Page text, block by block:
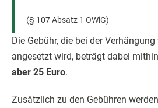
(§ 107 Absatz 1 OWiG)
Die Gebühr, die bei der
angesetzt wird, beträgt dabei mithin
aber 25 Euro.
Zusätzlich zu den Gebühren